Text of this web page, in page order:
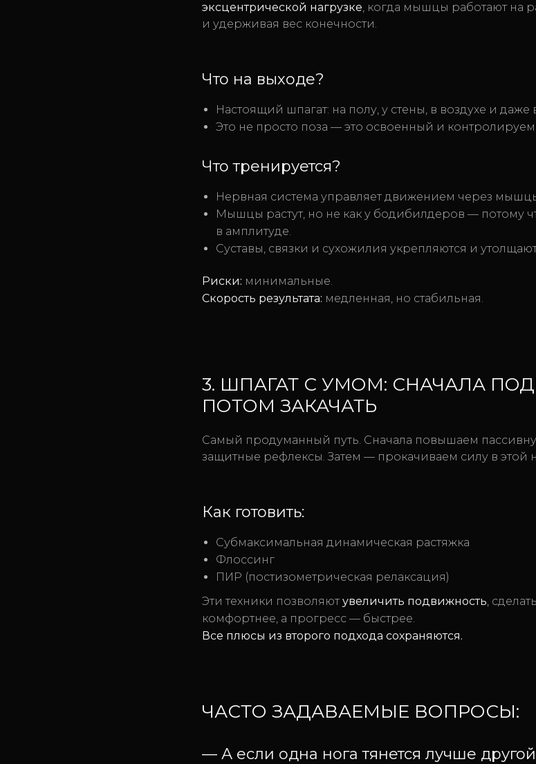
эксцентрической нагрузке, когда мышцы работают на
и удерживая вес конечности.
Что на выходе?
Настоящий шпагат: на полу, у стены, в воздухе и даже
Это не просто поза — это освоенный и
Что тренируется?
Нервная система управляет движением через
Мышцы растут, но не как у бодибилдеров — потому
в амплитуде.
Суставы, связки и сухожилия укрепляются и
Риски: минимальные.
Скорость результата: медленная, но стабильная.
3. ШПАГАТ С УМОМ: СНАЧАЛА
ПОТОМ ЗАКАЧАТЬ
Самый продуманный путь. Сначала повышаем
защитные рефлексы. Затем — прокачиваем силу в этой
Как готовить:
Субмаксимальная динамическая растяжка
Флоссинг
ПИР (постизометрическая релаксация)
Эти техники позволяют увеличить подвижность,
комфортнее, а прогресс — быстрее.
Все плюсы из второго подхода сохраняются.
ЧАСТО ЗАДАВАЕМЫЕ ВОПРОСЫ:
— А если одна нога тянется лучше